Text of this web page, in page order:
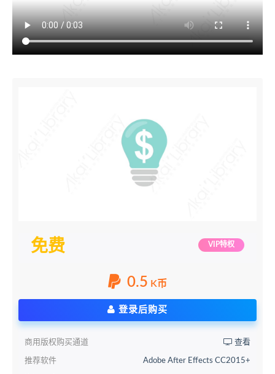
免费 VIP特权
0.5 K币
登录后购买
商用版权购买通道 查看
推荐软件 Adobe After Effects CC2015+